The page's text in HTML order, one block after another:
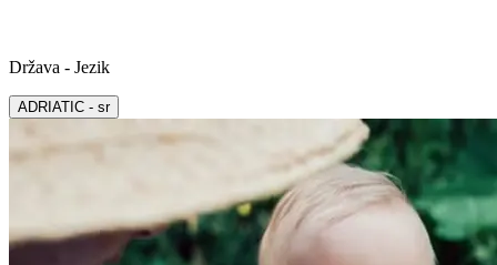
Država - Jezik
ADRIATIC - sr